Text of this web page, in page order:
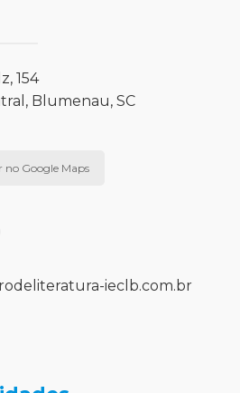
154
Blumenau, SC
no Google Maps
ieclb.com.br